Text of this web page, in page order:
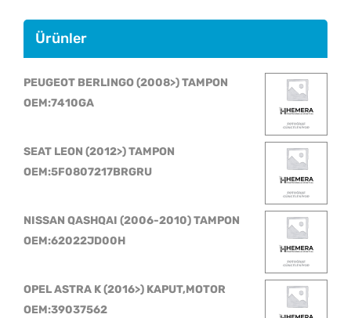
Ürünler
PEUGEOT BERLINGO (2008>) TAMPON
OEM:7410GA
SEAT LEON (2012>) TAMPON
OEM:5F0807217BRGRU
NISSAN QASHQAI (2006-2010) TAMPON
OEM:62022JD00H
OPEL ASTRA K (2016>) KAPUT,MOTOR
OEM:39037562